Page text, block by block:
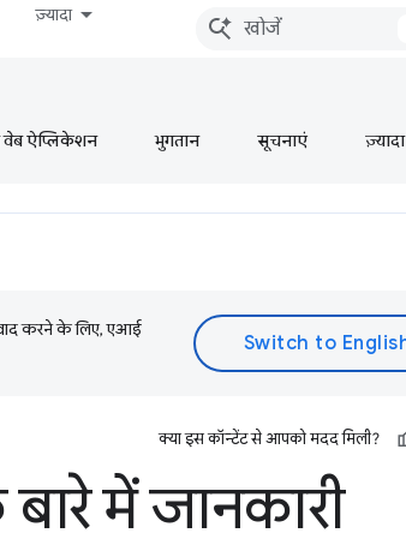
ज़्यादा
वेब ऐप्लिकेशन भुगतान सूचनाएं ज़्यादा
करने के लिए, एआई
क्या इस कॉन्टेंट से आपको मदद मिली?
में जानकारी